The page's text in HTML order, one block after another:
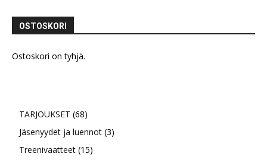
OSTOSKORI
Ostoskori on tyhjä.
TARJOUKSET 6868
tuotetta
Jäsenyydet ja luennot 33
Treenivaatteet 1515